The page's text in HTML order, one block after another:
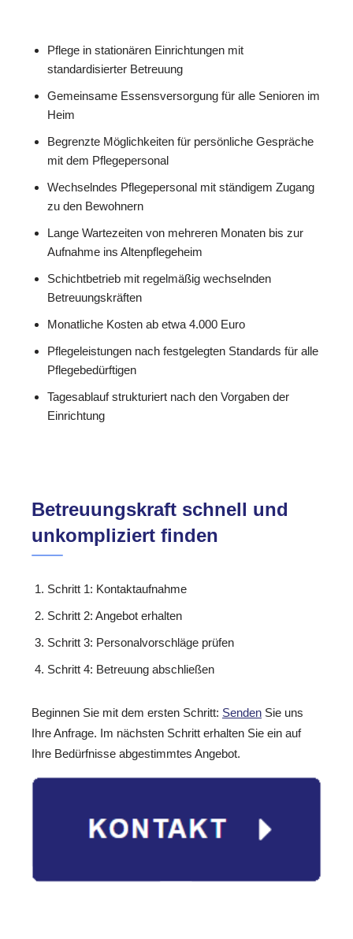
Pflege in stationären Einrichtungen mit
standardisierter Betreuung
Gemeinsame Essensversorgung für alle Senioren im
Heim
Begrenzte Möglichkeiten für persönliche Gespräche
mit dem Pflegepersonal
Wechselndes Pflegepersonal mit ständigem Zugang
zu den Bewohnern
Lange Wartezeiten von mehreren Monaten bis zur
Aufnahme ins Altenpflegeheim
Schichtbetrieb mit regelmäßig wechselnden
Betreuungskräften
Monatliche Kosten ab etwa 4.000 Euro
Pflegeleistungen nach festgelegten Standards für alle
Pflegebedürftigen
Tagesablauf strukturiert nach den Vorgaben der
Einrichtung
Betreuungskraft schnell und
unkompliziert finden
Schritt 1: Kontaktaufnahme
Schritt 2: Angebot erhalten
Schritt 3: Personalvorschläge prüfen
Schritt 4: Betreuung abschließen
Beginnen Sie mit dem ersten Schritt: Senden Sie uns
Ihre Anfrage. Im nächsten Schritt erhalten Sie ein auf
Ihre Bedürfnisse abgestimmtes Angebot.